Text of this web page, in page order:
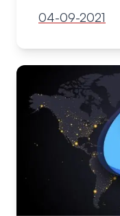
04-09-2021